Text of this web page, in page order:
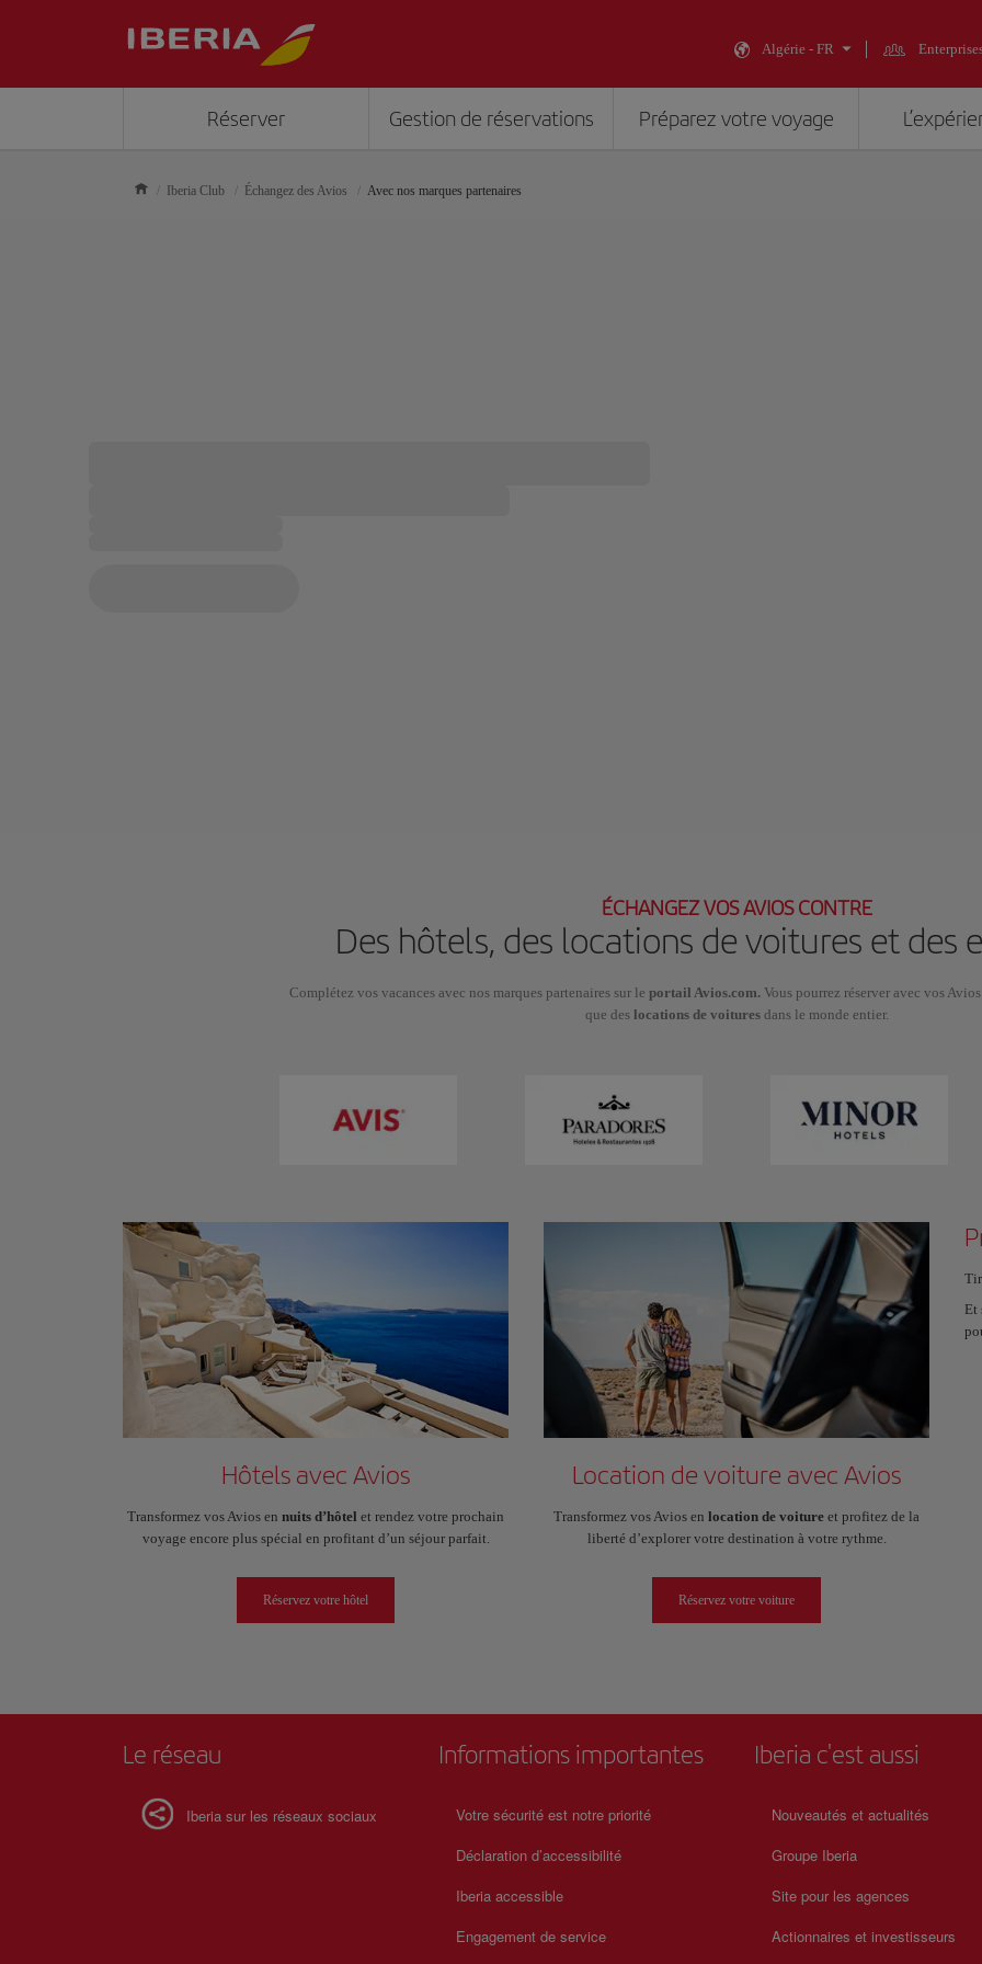
Algérie - FR
Réserver Gestion de réservations Préparez votre voyage
Iberia Club Échangez des Avios Avec nos marques partenaires
ÉCHANGEZ VOS AVIOS CONTRE
Des hôtels, des locations de voitures et des
Complétez vos vacances avec nos marques partenaires sur le portail Avios.com.Vous pourrez réserver avec vos
que des locations de voituresdans le monde entier.
Hôtels avec Avios
Transformez vos Avios en nuits d’hôtel et rendez votre prochain
voyage encore plus spécial en profitant d’un séjour parfait.
Réservez votre hôtel
Location de voiture avec Avios
Transformez vos Avios en location de voiture et profitez de la
liberté d’explorer votre destination à votre rythme.
Réservez votre voiture
Et
Le réseau
Iberia sur les réseaux sociaux
Informations importantes
Votre sécurité est notre priorité
Déclaration d’accessibilité
Iberia accessible
Engagement de service
Iberia c'est aussi
Nouveautés et actualités
Groupe Iberia
Site pour les agences
Actionnaires et investisseurs